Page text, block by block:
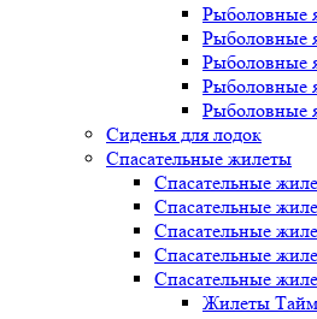
Рыболовные
Рыболовные
Рыболовные
Рыболовные
Рыболовные
Сиденья для лодок
Спасательные жилеты
Спасательные
Спасательные
Спасательные
Спасательные
Спасательные
Жилеты